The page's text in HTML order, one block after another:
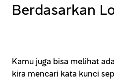
Berdasarkan
Kamu juga bisa melihat
kira mencari kata kunci